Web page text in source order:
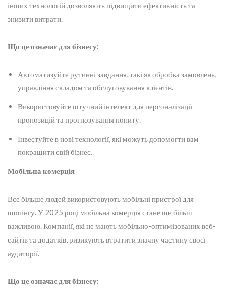
інших технологій дозволяють підвищити ефективність та
знизити витрати.
Що це означає для бізнесу:
Автоматизуйте рутинні завдання, такі як обробка замовлень,
управління складом та обслуговування клієнтів.
Використовуйте штучний інтелект для персоналізації
пропозицій та прогнозування попиту.
Інвестуйте в нові технології, які можуть допомогти вам
покращити свій бізнес.
Мобільна комерція
Все більше людей використовують мобільні пристрої для
шопінгу. У 2025 році мобільна комерція стане ще більш
важливою. Компанії, які не мають мобільно-оптимізованих веб-
сайтів та додатків, ризикують втратити значну частину своєї
аудиторії.
Що це означає для бізнесу: